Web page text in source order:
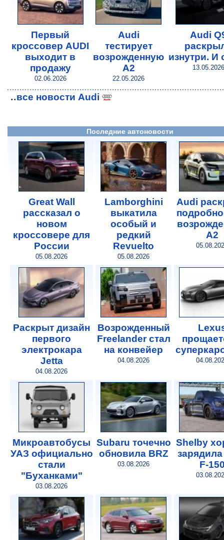
Первый
кроссовер AUDI
выходит в
продажу
02.06.2026
Audi
тестирует
возрожденную
A2
22.05.2026
Audi
изнутри. И
13.05.2026
..все новости Audi
Последние автоновости
Great Wall
рассказал о
новом
кроссовере для
России
05.08.2026
Lamborghini
выкатила
особый и
редкий
Revuelto
05.08.2026
Audi
A2
Раскрыт дизайн
первого
электрокара
Jetta
04.08.2026
Возрожденный
Freelander стал
на конвейер
04.08.2026
Микроавтобусы
УАЗ официально
стали
"Буханками"
03.08.2026
Subaru точечно
обновила BRZ
03.08.2026
Shelby
F-